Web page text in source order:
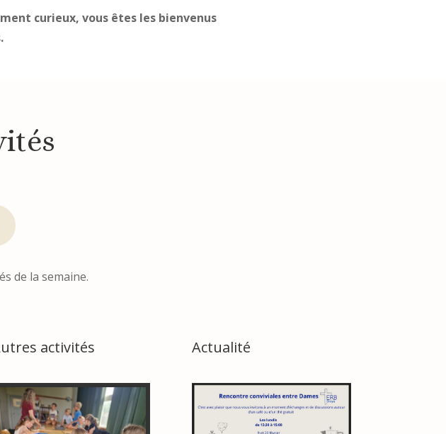
curieux, vous êtes les bienvenus
de la semaine.
activités Actualité